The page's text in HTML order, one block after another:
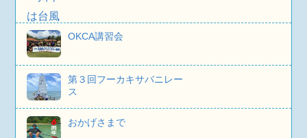
OKCA講習会
第３回フーカキサバニレー
ス
おかげさまで